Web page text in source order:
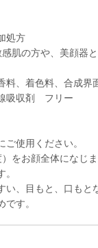
処方
肌の方や、美顔器
料、着色料、合成界
吸収剤 フリー
使用ください。
をお顔全体になじ
い、目もと、口もと
す。